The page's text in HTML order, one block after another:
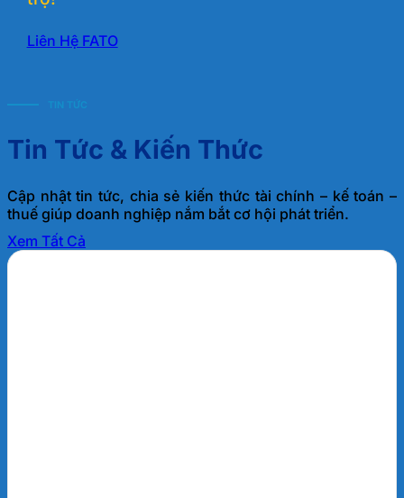
Liên Hệ FATO
TIN TỨC
Tin Tức & Kiến Thức
Cập nhật tin tức, chia sẻ kiến thức tài chính – kế toán –
thuế giúp doanh nghiệp nắm bắt cơ hội phát triển.
Xem Tất Cả